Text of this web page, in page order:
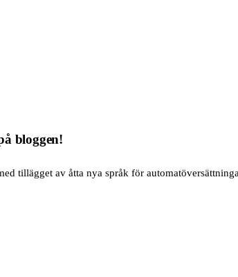
bloggen!
tillägget av åtta nya språk för